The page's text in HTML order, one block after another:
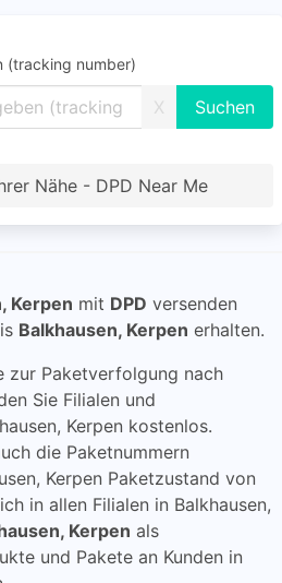
(tracking number)
X
Nähe - DPD Near Me
Kerpen mit DPD versenden
Balkhausen, Kerpen erhalten.
zur Paketverfolgung nach
Sie Filialen und
Kerpen kostenlos.
die Paketnummern
Kerpen Paketzustand von
in allen Filialen in Balkhausen,
Kerpen als
und Pakete an Kunden in